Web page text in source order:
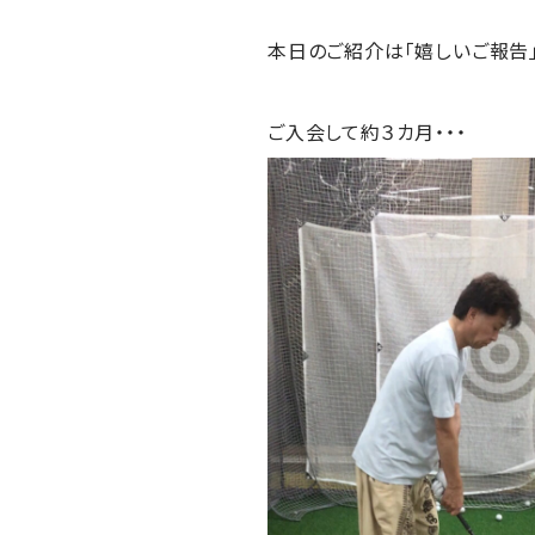
本日のご紹介は「嬉しいご報告」
ご入会して約３カ月・・・